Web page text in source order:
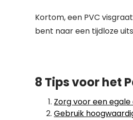
Kortom, een PVC
bent naar een tijdloze
8 Tips voor het
Zorg voor een
Gebruik